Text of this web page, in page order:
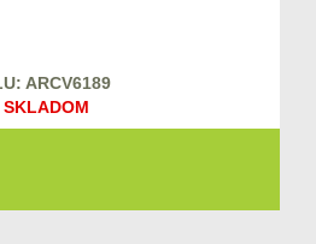
ARCV6189
SKLADOM